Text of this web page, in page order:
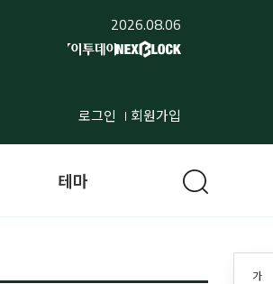
2026.08.06
로그인 회원가입
가
테마